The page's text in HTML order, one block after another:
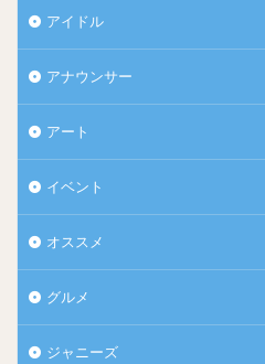
アイドル
アナウンサー
アート
イベント
オススメ
グルメ
ジャニーズ